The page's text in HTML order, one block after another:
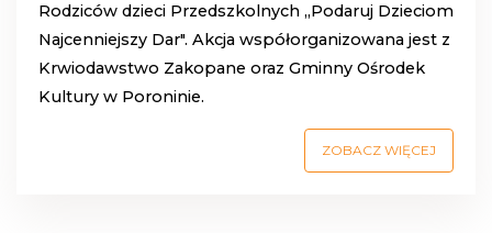
Rodziców dzieci Przedszkolnych ,,Podaruj Dzieciom
Najcenniejszy Dar". Akcja współorganizowana jest z
Krwiodawstwo Zakopane oraz Gminny Ośrodek
Kultury w Poroninie.
ZOBACZ WIĘCEJ